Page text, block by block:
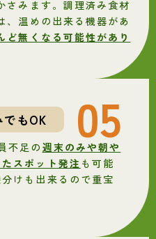
さみます。調理済み食材
、温めの出来る機器があ
ど無くなる可能性があり
05
もOK
不足の 週末のみや朝や
スポット発注 も可能
けも出来るので重宝